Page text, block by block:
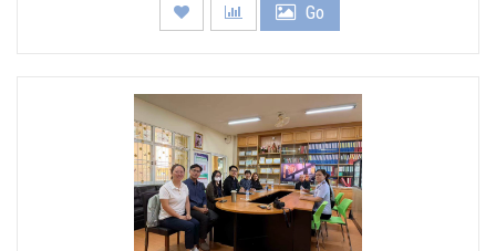
Go